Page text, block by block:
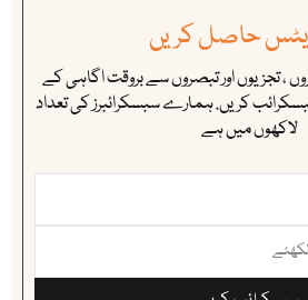
حاصل کریں
، تجزیوں اور تبصروں سے بروقت اگاہی کے
کریں. ہمارے سبسکرائبرز کی تعداد
لاکھوں میں ہے